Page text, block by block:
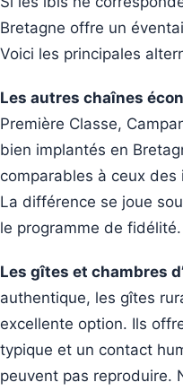
Bretagne offre un
Voici les principales
Les autres chaînes
Première Classe,
bien implantés en
comparables à ceux
La différence se joue
le programme de fidélité.
Les gîtes et chambres
authentique, les gîtes
excellente option. Ils
typique et un contact
peuvent pas reproduire.